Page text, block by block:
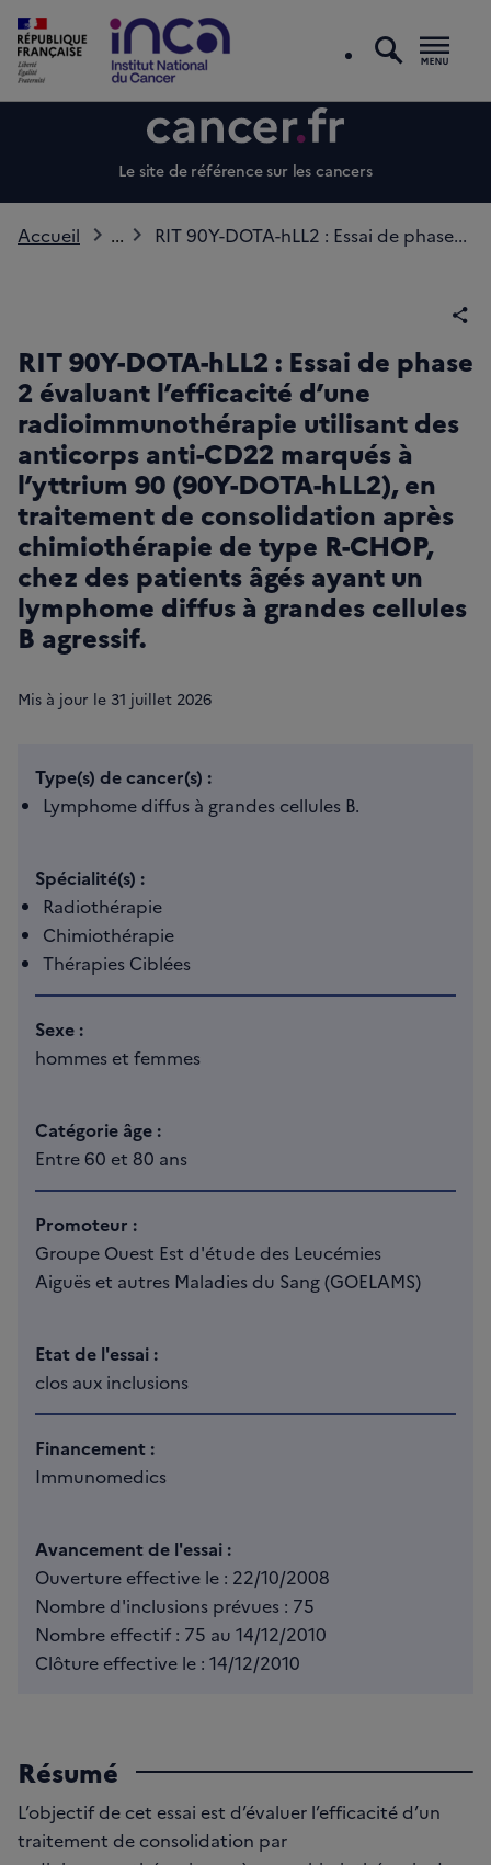
Le site de référence sur les cancers
Accueil ... RIT 90Y-DOTA-hLL2 : Essai de phase...
RIT 90Y-DOTA-hLL2 : Essai de phase
2 évaluant l’efficacité d’une
radioimmunothérapie utilisant des
anticorps anti-CD22 marqués à
l’yttrium 90 (90Y-DOTA-hLL2), en
traitement de consolidation après
chimiothérapie de type R-CHOP,
chez des patients âgés ayant un
lymphome diffus à grandes cellules
B agressif.
Mis à jour le 31 juillet 2026
Type(s) de cancer(s) :
Lymphome diffus à grandes cellules B.
Spécialité(s) :
Radiothérapie
Chimiothérapie
Thérapies Ciblées
Sexe :
hommes et femmes
Catégorie âge :
Entre 60 et 80 ans
Promoteur :
Groupe Ouest Est d'étude des Leucémies
Aiguës et autres Maladies du Sang (GOELAMS)
Etat de l'essai :
clos aux inclusions
Financement :
Immunomedics
Avancement de l'essai :
Ouverture effective le : 22/10/2008
Nombre d'inclusions prévues : 75
Nombre effectif : 75 au 14/12/2010
Clôture effective le : 14/12/2010
Résumé
L’objectif de cet essai est d’évaluer l’efficacité d’un
traitement de consolidation par